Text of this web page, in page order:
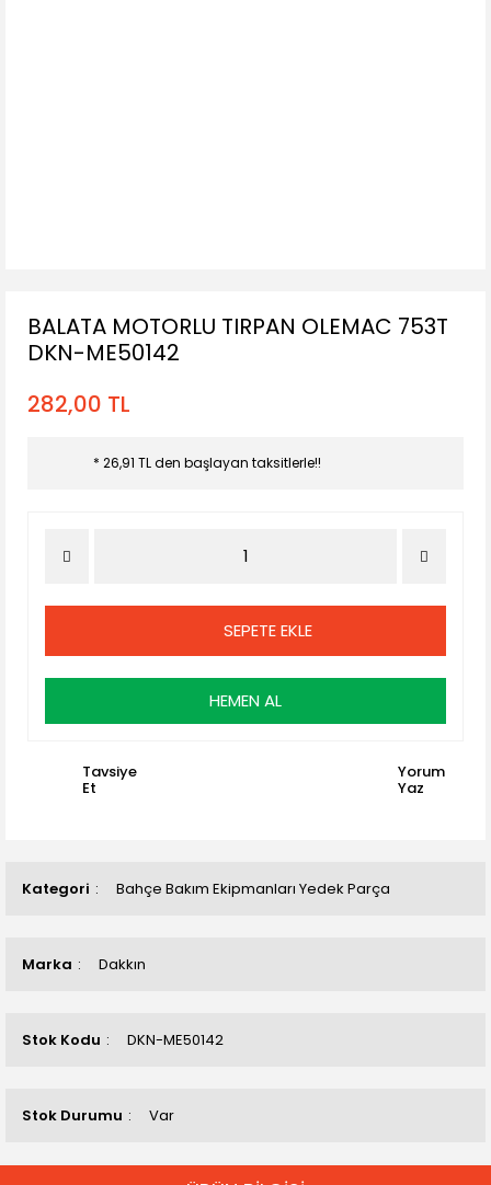
Kategori Bahçe Bakım Ekipmanları Yedek Parça
Marka Dakkın
Stok Kodu DKN-ME50142
Stok Durumu Var
BALATA MOTORLU TIRPAN OLEMAC 753T
DKN-ME50142
282,00 TL
* 26,91 TL den başlayan taksitlerle!!
SEPETE EKLE
HEMEN AL
Tavsiye
Et
Yorum
Yaz